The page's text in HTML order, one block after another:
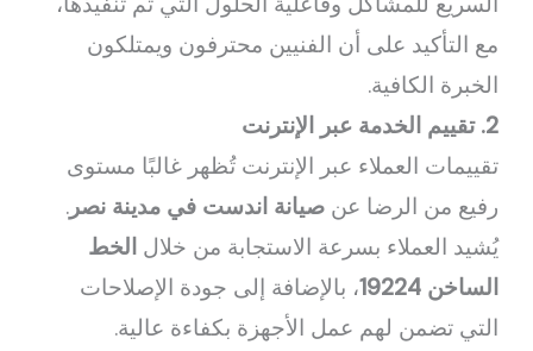
مع التأكيد على أن الفنيين محترفون ويمتلكون
الخبرة الكافية.
2. تقييم الخدمة عبر الإنترنت
تقييمات العملاء عبر الإنترنت تُظهر غالبًا مستوى
رفيع من الرضا عنصيانة اندست في مدينة نصر.
يُشيد العملاء بسرعة الاستجابة من خلالالخط
الساخن 19224
، بالإضافة إلى جودة الإصلاحات
التي تضمن لهم عمل الأجهزة بكفاءة عالية.